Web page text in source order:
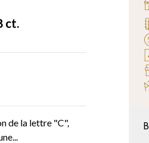
ct.
de la lettre "C",